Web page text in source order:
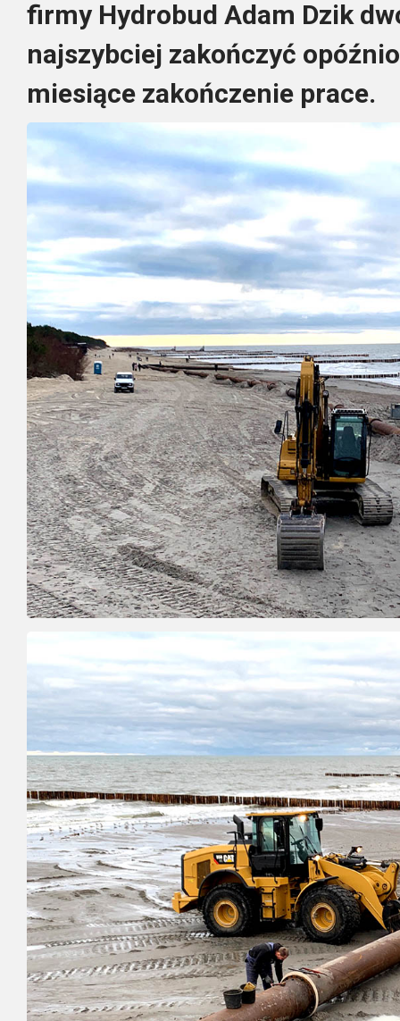
firmy Hydrobud Adam Dzik
najszybciej zakończyć
miesiące zakończenie prace.